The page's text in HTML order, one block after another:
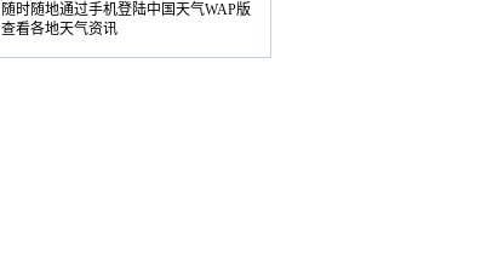
随时随地通过手机登陆中国天气WAP版
查看各地天气资讯